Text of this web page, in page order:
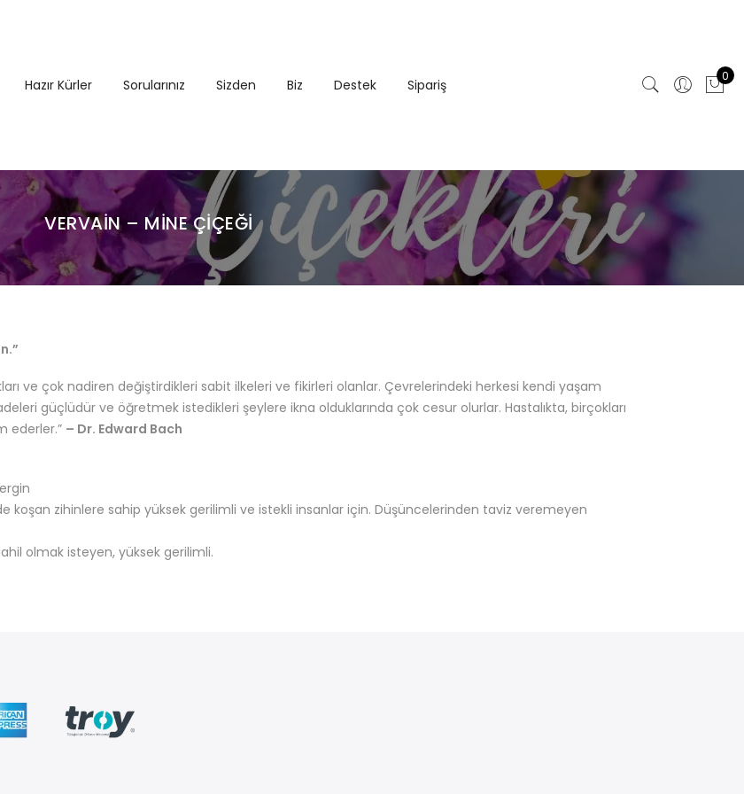
Hazır Kürler Sorularınız Sizden Biz Destek Sipariş
0
VERVAIN – MINE ÇIÇEĞI
ve çok nadiren değiştirdikleri sabit ilkeleri ve fikirleri olanlar. Çevrelerindeki herkesi kendi yaşam
güçlüdür ve öğretmek istedikleri şeylere ikna olduklarında çok cesur olurlar. Hastalıkta, birçokları
ederler.” – Dr. Edward Bach
koşan zihinlere sahip yüksek gerilimli ve istekli insanlar için. Düşüncelerinden taviz veremeyen
olmak isteyen, yüksek gerilimli.